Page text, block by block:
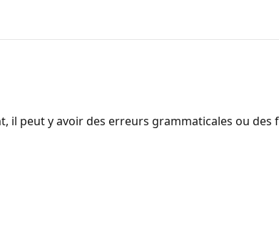
il peut y avoir des erreurs grammaticales ou